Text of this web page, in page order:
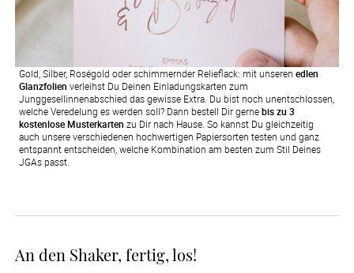
Gold, Silber, Roségold oder schimmernder Relieflack: mit unseren edlen
Glanzfolien verleihst Du Deinen Einladungskarten zum
Junggesellinnenabschied das gewisse Extra. Du bist noch unentschlossen,
welche Veredelung es werden soll? Dann bestell Dir gernebis zu 3
kostenlose Musterkarten zu Dir nach Hause. So kannst Du gleichzeitig
auch unsere verschiedenen hochwertigen Papiersorten testen und ganz
entspannt entscheiden, welche Kombination am besten zum Stil Deines
JGAs passt.
An den Shaker, fertig, los!